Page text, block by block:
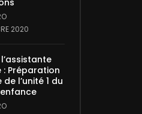
2020
Préparation
de l’unité 1 du
enfance